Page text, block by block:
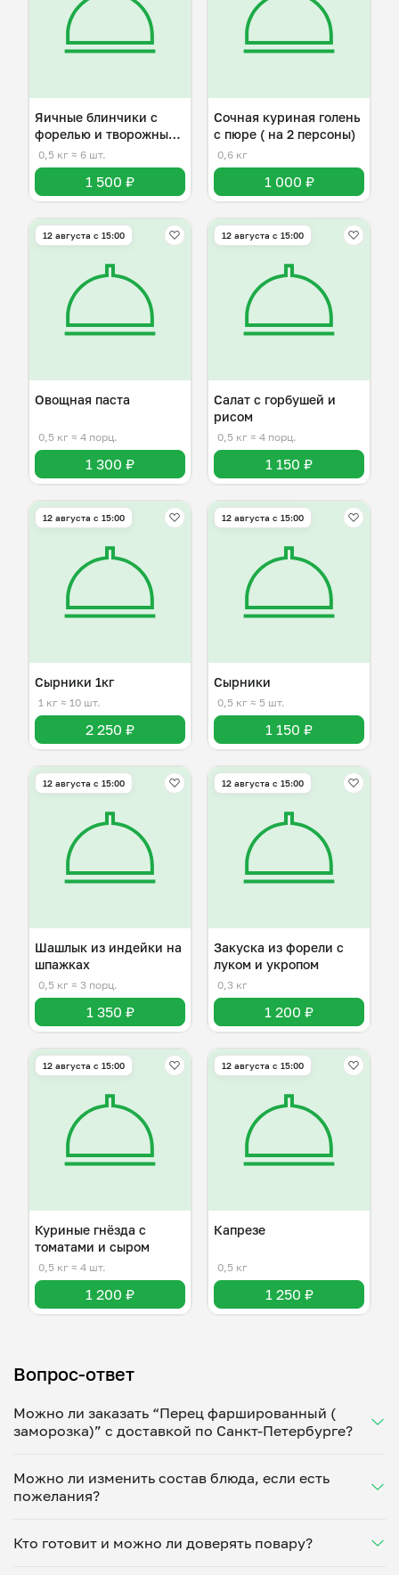
Яичные блинчики с
форелью и творожным
сыром
0,5 кг ≈ 6 шт.
1 500 ₽
Сочная куриная голень
с пюре ( на 2 персоны)
0,6 кг
1 000 ₽
12 августа с 15:00
Овощная паста
0,5 кг ≈ 4 порц.
1 300 ₽
12 августа с 15:00
Салат с горбушей и
рисом
0,5 кг ≈ 4 порц.
1 150 ₽
12 августа с 15:00
Сырники 1кг
1 кг ≈ 10 шт.
2 250 ₽
12 августа с 15:00
Сырники
0,5 кг ≈ 5 шт.
1 150 ₽
12 августа с 15:00
Шашлык из индейки на
шпажках
0,5 кг ≈ 3 порц.
1 350 ₽
12 августа с 15:00
Закуска из форели с
луком и укропом
0,3 кг
1 200 ₽
12 августа с 15:00
Куриные гнёзда с
томатами и сыром
0,5 кг ≈ 4 шт.
1 200 ₽
12 августа с 15:00
Капрезе
0,5 кг
1 250 ₽
Вопрос-ответ
Можно ли заказать “Перец фаршированный (
заморозка)” с доставкой по Санкт-Петербурге?
Укажите удобное время — и получите свежее
домашнее блюдо в большой порции прямо с плиты.
минут. Статус заказа отслеживайте в личном
кабинете, а с поваром можно связаться напрямую в
Можно ли изменить состав блюда, если есть
пожелания?
под ваши предпочтения: уберет специи, снизит
Кто готовит и можно ли доверять повару?